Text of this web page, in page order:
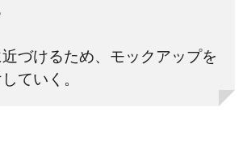
づけるため、モックアップを
ていく。